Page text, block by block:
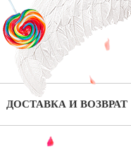
ДОСТАВКА И ВОЗВРАТ